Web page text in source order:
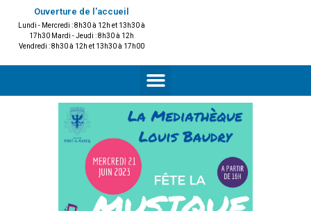
Ouverture de l'accueil
Lundi - Mercredi : 8h30 à 12h et 13h30 à
17h30 Mardi - Jeudi : 8h30 à 12h
Vendredi : 8h30 à 12h et 13h30 à 17h00